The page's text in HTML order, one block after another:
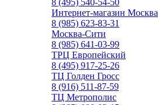
8 (495) 540-54-50
Интернет-магазин Москва
8 (985) 623-83-31
Москва-Сити
8 (985) 641-03-99
ТРЦ Европейский
8 (495) 917-25-26
ТЦ Голден Гросс
8 (916) 511-87-59
ТЦ Метрополис